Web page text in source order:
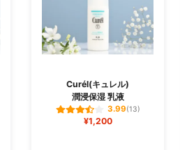
Curél(キュレル)
潤浸保湿 乳液
3.99(13)
¥1,200